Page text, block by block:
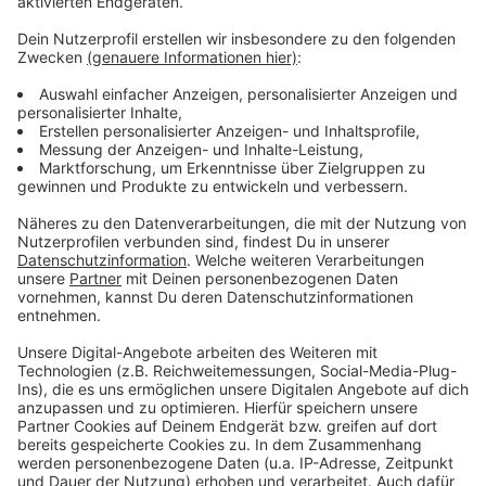
Eine WM im Advent - oder anders gesagt: Morgens ein
draufmachen. Die WM in Katar ist die absurdeste aller
Zeiten und es fährt auch gefühlt nur hin, wer unbedingt
hinfahren muss. Einige unserer größten WM- und
Fußball-Helden gucken sich das Ganze mit uns aus der
gegründet. Sie trägt den Namen "Drei Ecken, ein Elfer".
Jogi Löw, Lothar Matthäus, Mario Basler, Oliver Kahn
und viele mehr geben täglich ihren Senf zur WM.